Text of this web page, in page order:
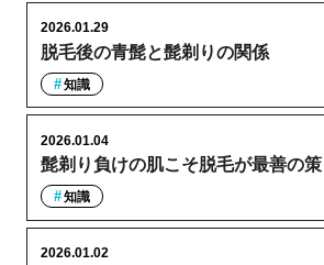
脱毛後の青髭と髭剃りの関係
2026.01.29
知識
髭剃り負けの肌こそ脱毛が最善の策
2026.01.04
知識
2026.01.02